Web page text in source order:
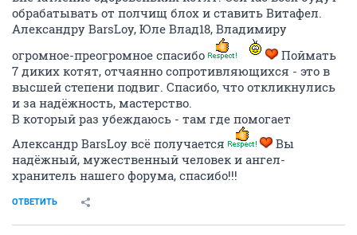
обрабатывать от полчищ блох и ставить Витафел.
Александру BarsLoy, Юле Влад18, Владимиру
огромное-преогромное спасибо
Поймать
7 диких котят, отчаянно сопротивляющихся - это в
высшей степени подвиг. Спасибо, что откликнулись
и за надёжность, мастерство.
В который раз убеждаюсь - там где помогает
Александр BarsLoy всё получается
Вы
надёжный, мужественный человек и ангел-
хранитель нашего форума, спасибо!!!
ОТВЕТИТЬ